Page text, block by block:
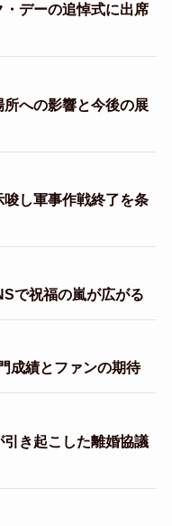
デーの追悼式に出席
への影響と今後の展
唆し軍事作戦終了を条
で祝福の嵐が広がる
成績とファンの期待
き起こした離婚協議